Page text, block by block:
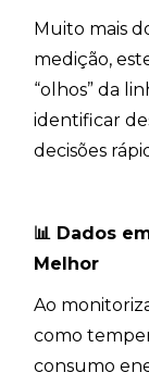
Muito mais
medição,
“olhos” da
identificar
decisões
📊 Dados
Melhor
Ao
como
consumo